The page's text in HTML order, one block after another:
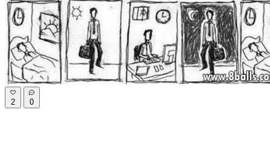
2 0